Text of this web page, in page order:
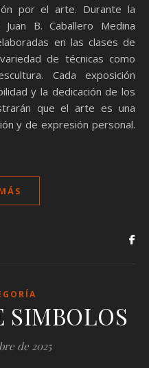
por el arte. Durante la
B. Caballero Medina
en las clases de
de técnicas como
Cada exposición
y la dedicación de los
que el arte es una
y de expresión personal.
SIMBOLOS
de 2025